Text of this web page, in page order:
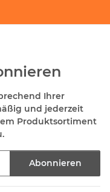
Ihrer
und jederzeit
Produktsortiment
Abonnieren